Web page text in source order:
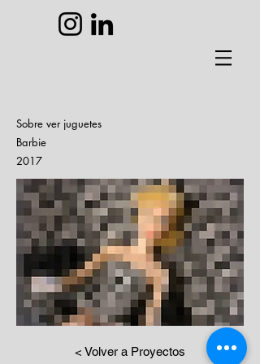
Sobre ver juguetes
Barbie
2017
< Volver a Proyectos